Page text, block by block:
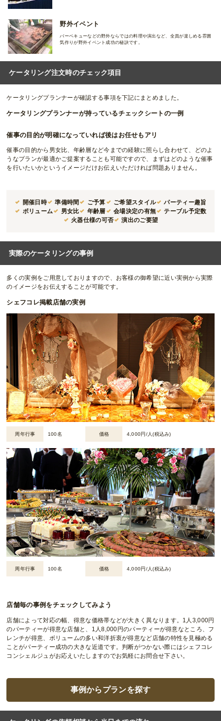
野外イベント
バーベキューなどの野外ならではの料理や演出など、全員が楽しめる雰囲
気作りが野外イベント成功の秘訣です。
ケータリング注文時のチェック項目
ケータリングプランナーが確認する事項を下記にまとめました。
ケータリングプランナーが持っているチェックシートの一例
催事の目的が明確になっていれば後はお任せもアリ
催事の目的から男女比、年齢層など今までの経験に照らし合わせて、どのよ
うなプランが最適かご提案することも可能ですので、まずはどのような催事
を行いたいかというイメージだけお伝えいただければ問題ありません。
開催日時 準備時間 ご予算 ご希望スタイル
パーティー趣旨
ボリューム
男女比 年齢層 会場決定の有無
テーブル予定数
火器仕様の可否
演出のご要望
実際のケータリングの事例
多くの実例をご用意しておりますので、お客様の御希望に近い実例から実際
のイメージをお伝えすることが可能です。
シェフコレ掲載店舗の実例
周年行事 100名 価格 4,000円/人(税込み)
周年行事 100名 価格 4,000円/人(税込み)
店舗毎の事例をチェックしてみよう
店舗によって対応の幅、得意な価格帯などが大きく異なります。1人3,000円
のパーティーが得意な店舗と、1人8,000円のパーティーが得意なところ、フ
レンチが得意、ボリュームの多い和洋折衷が得意など店舗の特性を見極める
ことがパーティー成功の大きな近道です。判断がつかない際にはシェフコレ
コンシェルジュがお応えいたしますのでお気軽にお問合せ下さい。
事例からプランを探す